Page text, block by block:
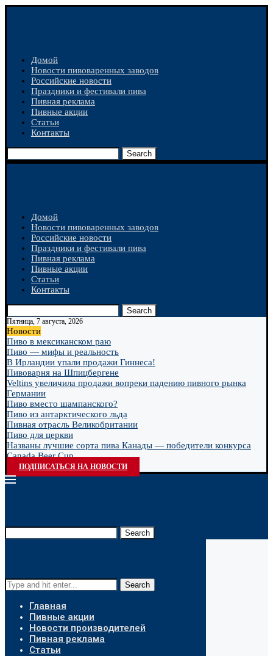
Домой
Новости пивоваренных заводов
Российские новости
Праздники и фестивали пива
Пивная реклама
Пивные акции
Статьи
Контакты
Search
Домой
Новости пивоваренных заводов
Российские новости
Праздники и фестивали пива
Пивная реклама
Пивные акции
Статьи
Контакты
Search
Пятница, 7 августа, 2026
Новости
Пиво в мексиканском раю
Пиво — мифы и реальность
В Ирландии упали продажи Гиннеса!
Пивоварня на Шпицбергене
Veltins увеличила продажи вопреки падению пивного рынка
Германии
Пиво вместо шампанского?
Пиво из антарктического льда
Пивная отрасль Великобритании
Пиво для церкви
Названы лучшие сорта пива Канады — победители конкурса
Canada Beer Cup...
ПОДПИСАТЬСЯ НА НОВОСТИ
Search
Search
Главная
Пивные акции
Новости производителей
Пивная реклама
Статьи